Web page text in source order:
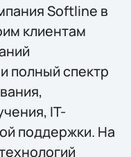
Softline в
клиентам
полный спектр
IT-
поддержки. На